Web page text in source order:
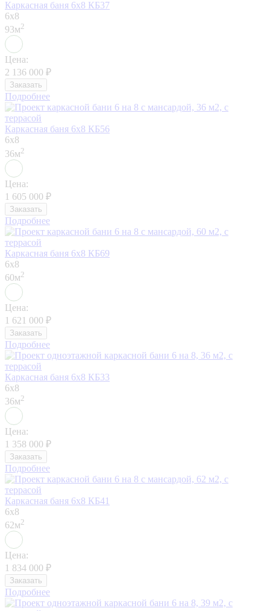
Каркасная баня 6х8 КБ37
6x8
93м2
Цена:
2 136 000 ₽
Заказать
Подробнее
Каркасная баня 6х8 КБ56
6x8
36м2
Цена:
1 605 000 ₽
Заказать
Подробнее
Каркасная баня 6х8 КБ69
6x8
60м2
Цена:
1 621 000 ₽
Заказать
Подробнее
Каркасная баня 6х8 КБ33
6x8
36м2
Цена:
1 358 000 ₽
Заказать
Подробнее
Каркасная баня 6х8 КБ41
6x8
62м2
Цена:
1 834 000 ₽
Заказать
Подробнее